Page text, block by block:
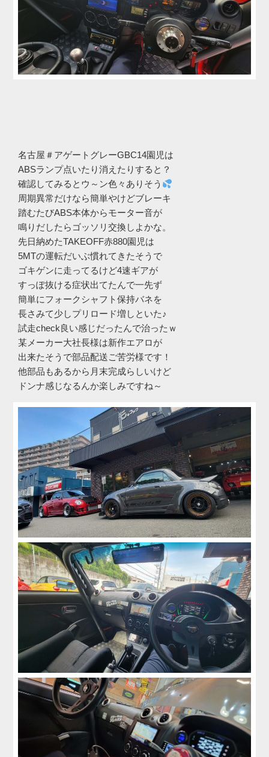
名古屋＃アゲートグレーGBC14園児は
ABSランプ点いたり消えたりすると？
確認してみるとウ～ン色々ありそう
周期異常だけなら簡単やけどブレーキ
踏むたびABS本体からモーター音が
鳴りだしたらゴッソリ交換しよかな。
先日納めたTAKEOFF赤880園児は
5MTの運転だいぶ慣れてきたそうで
ゴキゲンに走ってるけど4速ギアが
すっぽ抜ける症状出てたんで一先ず
簡単にフォークシャフト保持バネを
長さみて少しプリロード増しといた♪
試走check良い感じだったんで治ったｗ
某メーカー大社長様は新作エアロが
出来たそうで部品配送ご苦労様です！
他部品もあるから月末完成らしいけど
ドンナ感じなるんか楽しみですね～